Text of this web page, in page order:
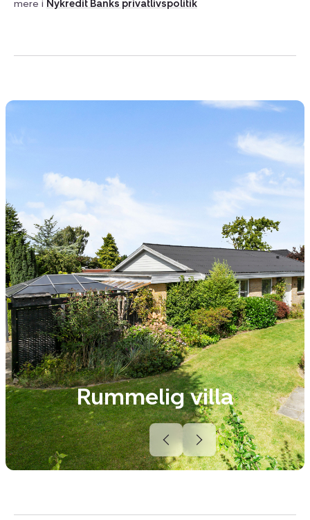
mere i Nykredit Banks privatlivspolitik
Rummelig villa